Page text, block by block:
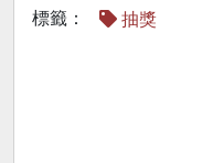
標籤： 抽獎